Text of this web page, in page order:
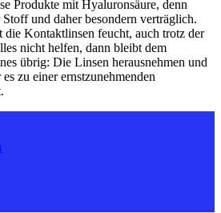
Produkte mit Hyaluronsäure, denn
und daher besondern verträglich.
die Kontaktlinsen feucht, auch trotz der
nicht helfen, dann bleibt dem
übrig: Die Linsen herausnehmen und
zu einer ernstzunehmenden